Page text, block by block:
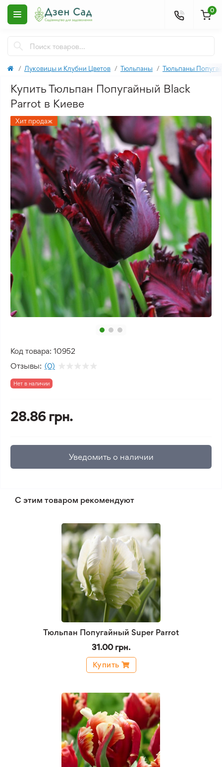
0
Луковицы и Клубни Цветов Тюльпаны Тюльпаны
Купить Тюльпан Попугайный Black
Parrot в Киеве
Хит продаж
Код товара: 10952
Отзывы: (0)
Нет в наличии
28.86 грн.
Уведомить о наличии
С этим товаром рекомендуют
Тюльпан Попугайный Super Parrot
31.00 грн.
Купить